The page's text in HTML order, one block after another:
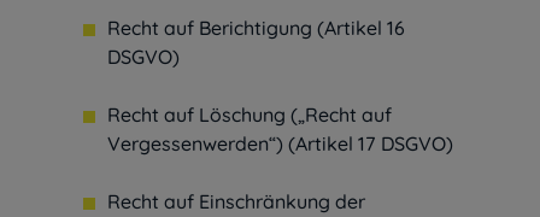
Recht auf Berichtigung (Artikel 16
DSGVO)
Recht auf Löschung („Recht auf
Vergessenwerden“) (Artikel 17 DSGVO)
Recht auf Einschränkung der